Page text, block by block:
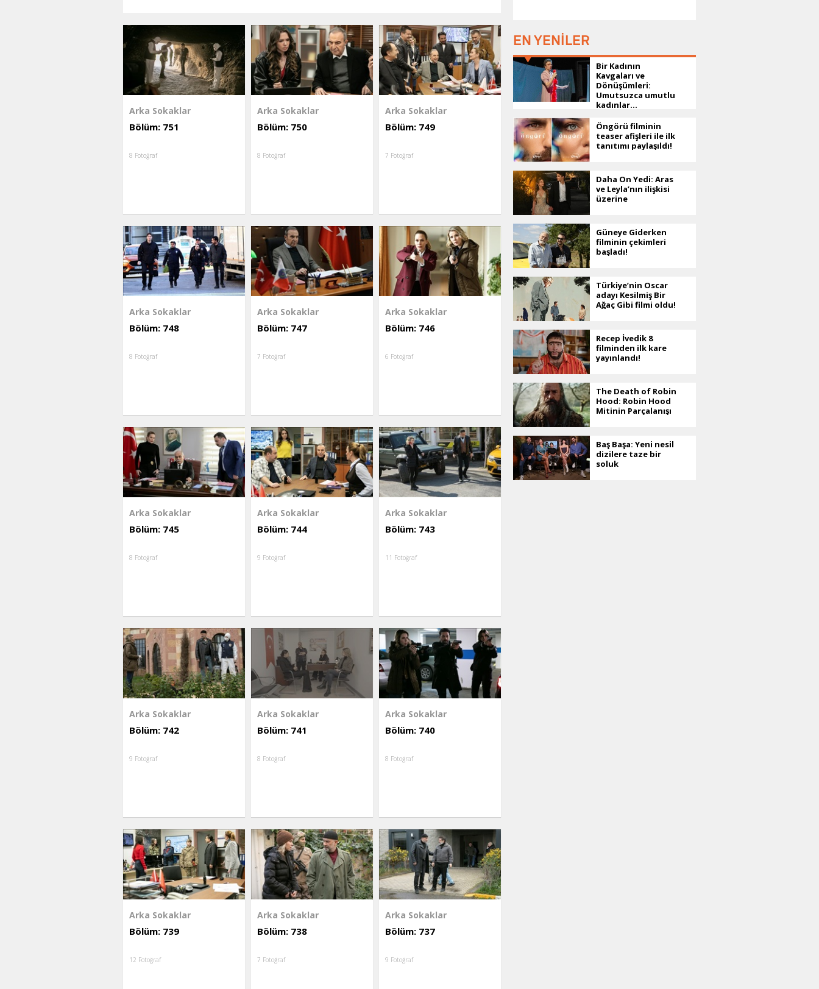
Arka Sokaklar
Bölüm: 751
8 Fotoğraf
Arka Sokaklar
Bölüm: 750
8 Fotoğraf
Arka Sokaklar
Bölüm: 749
7 Fotoğraf
Arka Sokaklar
Bölüm: 748
8 Fotoğraf
Arka Sokaklar
Bölüm: 747
7 Fotoğraf
Arka Sokaklar
Bölüm: 746
6 Fotoğraf
Arka Sokaklar
Bölüm: 745
8 Fotoğraf
Arka Sokaklar
Bölüm: 744
9 Fotoğraf
Arka Sokaklar
Bölüm: 743
11 Fotoğraf
Arka Sokaklar
Bölüm: 742
9 Fotoğraf
Arka Sokaklar
Bölüm: 741
8 Fotoğraf
Arka Sokaklar
Bölüm: 740
8 Fotoğraf
Arka Sokaklar
Bölüm: 739
12 Fotoğraf
Arka Sokaklar
Bölüm: 738
7 Fotoğraf
Arka Sokaklar
Bölüm: 737
9 Fotoğraf
EN YENİLER
Bir Kadının
Kavgaları ve
Dönüşümleri:
Umutsuzca umutlu
kadınlar...
Öngörü filminin
teaser afişleri ile ilk
tanıtımı paylaşıldı!
Daha On Yedi: Aras
ve Leyla’nın ilişkisi
üzerine
Güneye Giderken
filminin çekimleri
başladı!
Türkiye’nin Oscar
adayı Kesilmiş Bir
Ağaç Gibi filmi oldu!
Recep İvedik 8
filminden ilk kare
yayınlandı!
The Death of Robin
Hood: Robin Hood
Mitinin Parçalanışı
Baş Başa: Yeni nesil
dizilere taze bir
soluk